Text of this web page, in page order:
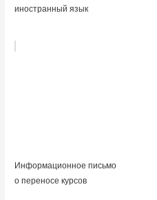
иностранный язык
Информационное письмо
о переносе курсов